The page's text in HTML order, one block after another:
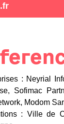
: Neyrial
Sofimac
Modom
: Ville de